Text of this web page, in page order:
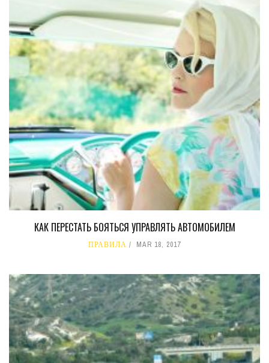
КАК ПЕРЕСТАТЬ БОЯТЬСЯ УПРАВЛЯТЬ АВТОМОБИЛЕМ
ПРАВИЛА MAR 18, 2017